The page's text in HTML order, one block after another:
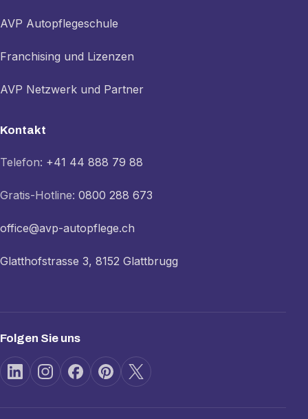
AVP Autopflegeschule
Franchising und Lizenzen
AVP Netzwerk und Partner
Kontakt
Telefon: +41 44 888 79 88
Gratis-Hotline: 0800 288 673
office@avp-autopflege.ch
Glatthofstrasse 3, 8152 Glattbrugg
Folgen Sie uns